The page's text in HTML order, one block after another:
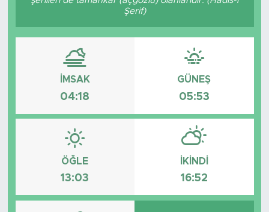
Şerif)
İMSAK
04:18
GÜNEŞ
05:53
ÖĞLE
13:03
İKINDI
16:52
Resmi İlanlar
Söyleşi
Foto Şaka
Teknoloji
Politika